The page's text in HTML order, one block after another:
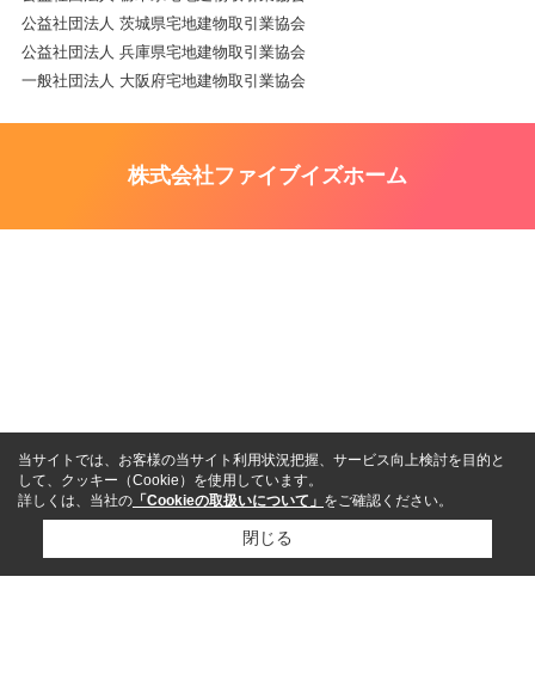
公益社団法人 茨城県宅地建物取引業協会
公益社団法人 兵庫県宅地建物取引業協会
一般社団法人 大阪府宅地建物取引業協会
株式会社ファイブイズホーム
当サイトでは、お客様の当サイト利用状況把握、サービス向上検討を目的と
して、クッキー（Cookie）を使用しています。
詳しくは、当社の 「Cookieの取扱いについて」 をご確認ください。
閉じる